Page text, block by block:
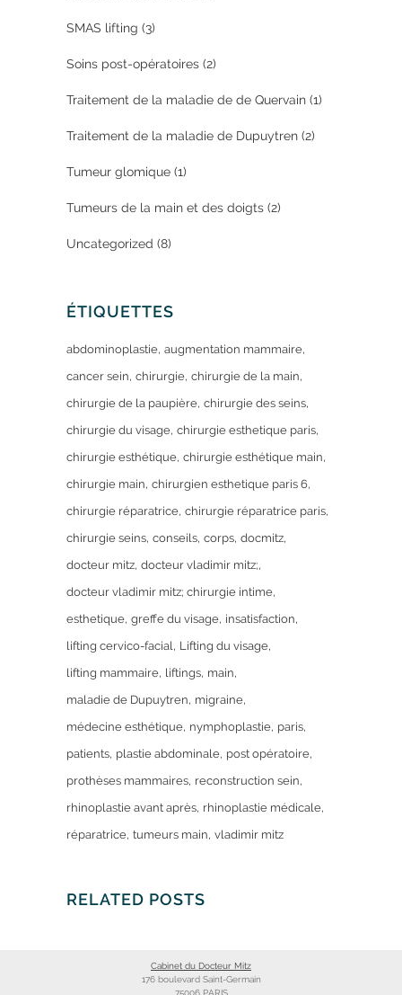
SMAS lifting (3)
Soins post-opératoires (2)
Traitement de la maladie de de Quervain (1)
Traitement de la maladie de Dupuytren (2)
Tumeur glomique (1)
Tumeurs de la main et des doigts (2)
Uncategorized (8)
ÉTIQUETTES
abdominoplastie augmentation mammaire
cancer sein chirurgie chirurgie de la main
chirurgie de la paupière chirurgie des seins
chirurgie du visage chirurgie esthetique paris
chirurgie esthétique chirurgie esthétique main
chirurgie main chirurgien esthetique paris 6
chirurgie réparatrice chirurgie réparatrice paris
chirurgie seins conseils corps docmitz
docteur mitz docteur vladimir mitz;
docteur vladimir mitz; chirurgie intime
esthetique greffe du visage insatisfaction
lifting cervico-facial Lifting du visage
lifting mammaire liftings main
maladie de Dupuytren migraine
médecine esthétique nymphoplastie paris
patients plastie abdominale post opératoire
prothèses mammaires reconstruction sein
rhinoplastie avant après rhinoplastie médicale
réparatrice tumeurs main vladimir mitz
RELATED POSTS
Cabinet du Docteur Mitz
176 boulevard Saint-Germain
75006 PARIS